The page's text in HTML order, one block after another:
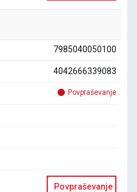
7985040050100
4042666339083
Povpraševanje
Povpraševanje